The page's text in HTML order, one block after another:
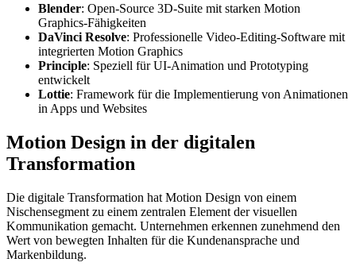
Blender: Open-Source 3D-Suite mit starken Motion
Graphics-Fähigkeiten
DaVinci Resolve: Professionelle Video-Editing-Software mit
integrierten Motion Graphics
Principle: Speziell für UI-Animation und Prototyping
entwickelt
Lottie: Framework für die Implementierung von Animationen
in Apps und Websites
Motion Design in der digitalen
Transformation
Die digitale Transformation hat Motion Design von einem
Nischensegment zu einem zentralen Element der visuellen
Kommunikation gemacht. Unternehmen erkennen zunehmend den
Wert von bewegten Inhalten für die Kundenansprache und
Markenbildung.